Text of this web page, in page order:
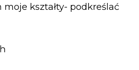
kształty- podkreślać